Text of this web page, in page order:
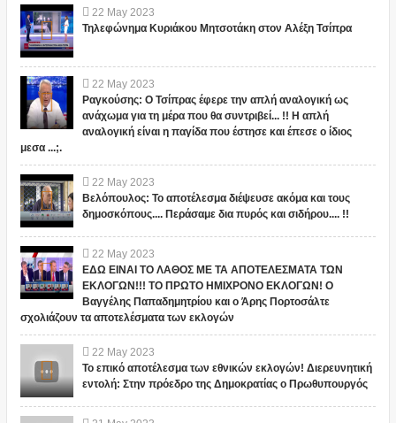
22 May 2023
Τηλεφώνημα Κυριάκου Μητσοτάκη στον Αλέξη Τσίπρα
22 May 2023
Ραγκούσης: Ο Τσίπρας έφερε την απλή αναλογική ως
ανάχωμα για τη μέρα που θα συντριβεί... !! Η απλή
αναλογική είναι η παγίδα που έστησε και έπεσε ο ίδιος
μεσα ...;.
22 May 2023
Βελόπουλος: Το αποτέλεσμα διέψευσε ακόμα και τους
δημοσκόπους.... Περάσαμε δια πυρός και σιδήρου.... !!
22 May 2023
ΕΔΩ ΕΙΝΑΙ ΤΟ ΛΑΘΟΣ ΜΕ ΤΑ ΑΠΟΤΕΛΕΣΜΑΤΑ ΤΩΝ
ΕΚΛΟΓΩΝ!!! ΤΟ ΠΡΩΤΟ ΗΜΙΧΡΟΝΟ ΕΚΛΟΓΩΝ! Ο
Βαγγέλης Παπαδημητρίου και ο Άρης Πορτοσάλτε
σχολιάζουν τα αποτελέσματα των εκλογών
22 May 2023
Το επικό αποτέλεσμα των εθνικών εκλογών! Διερευνητική
εντολή: Στην πρόεδρο της Δημοκρατίας ο Πρωθυπουργός